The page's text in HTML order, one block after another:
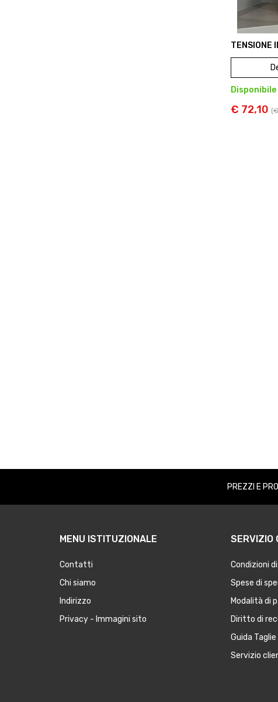
TENSIONE
Disponibile
€ 72,10 (
PREZZI E
MENU ISTITUZIONALE
Contatti
Chi siamo
Indirizzo
Privacy - Immagini sito
SERVIZIO
Condizioni
Spese di
Modalità di
Diritto di
Guida Taglie
Servizio